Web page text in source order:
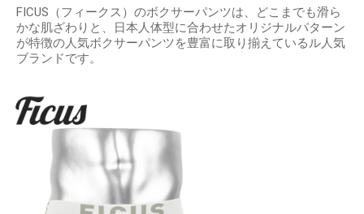
FICUS（フィークス）のボクサーパンツは、どこまでも滑ら
かな肌ざわりと、日本人体型に合わせたオリジナルパターン
が特徴の人気ボクサーパンツを豊富に取り揃えているル人気
ブランドです。